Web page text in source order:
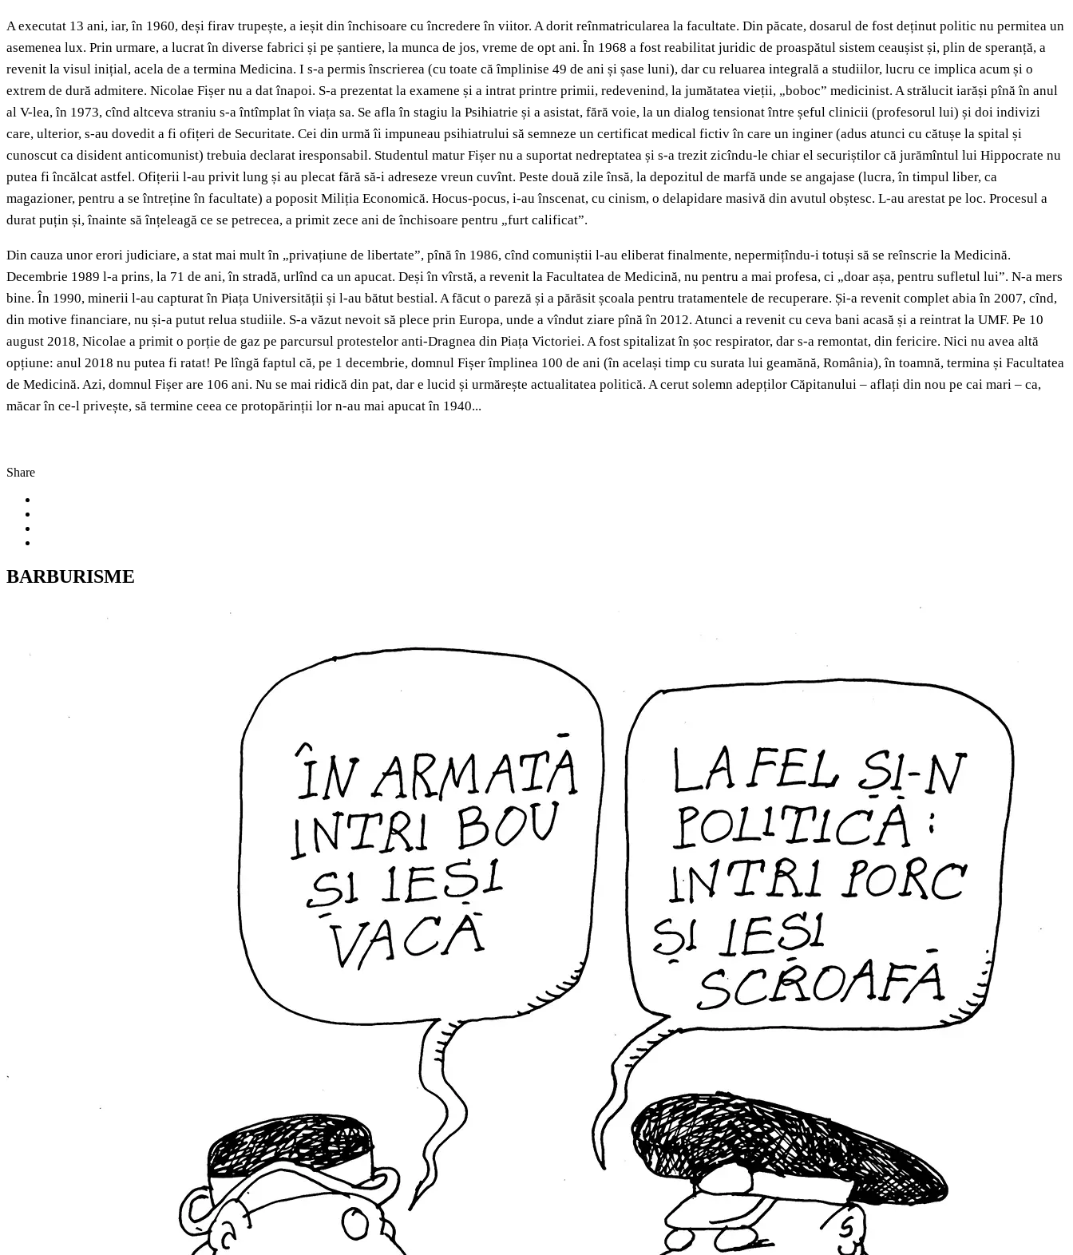
A executat 13 ani, iar, în 1960, deși firav trupește, a ieșit din închisoare cu încredere în viitor. A dorit reînmatricularea la facultate. Din păcate, dosarul de fost deținut politic nu permitea un
asemenea lux. Prin urmare, a lucrat în diverse fabrici și pe șantiere, la munca de jos, vreme de opt ani. În 1968 a fost reabilitat juridic de proaspătul sistem ceaușist și, plin de speranță, a
revenit la visul inițial, acela de a termina Medicina. I s-a permis înscrierea (cu toate că împlinise 49 de ani și șase luni), dar cu reluarea integrală a studiilor, lucru ce implica acum și o
extrem de dură admitere. Nicolae Fișer nu a dat înapoi. S-a prezentat la examene și a intrat printre primii, redevenind, la jumătatea vieții, „boboc” medicinist. A strălucit iarăși pînă în anul
al V-lea, în 1973, cînd altceva straniu s-a întîmplat în viața sa. Se afla în stagiu la Psihiatrie și a asistat, fără voie, la un dialog tensionat între șeful clinicii (profesorul lui) și doi indivizi
care, ulterior, s-au dovedit a fi ofițeri de Securitate. Cei din urmă îi impuneau psihiatrului să semneze un certificat medical fictiv în care un inginer (adus atunci cu cătușe la spital și
cunoscut ca disident anticomunist) trebuia declarat iresponsabil. Studentul matur Fișer nu a suportat nedreptatea și s-a trezit zicîndu-le chiar el securiștilor că jurămîntul lui Hippocrate nu
putea fi încălcat astfel. Ofițerii l-au privit lung și au plecat fără să-i adreseze vreun cuvînt. Peste două zile însă, la depozitul de marfă unde se angajase (lucra, în timpul liber, ca
magazioner, pentru a se întreține în facultate) a poposit Miliția Economică. Hocus-pocus, i-au înscenat, cu cinism, o delapidare masivă din avutul obștesc. L-au arestat pe loc. Procesul a
durat puțin și, înainte să înțeleagă ce se petrecea, a primit zece ani de închisoare pentru „furt calificat”.
Din cauza unor erori judiciare, a stat mai mult în „privațiune de libertate”, pînă în 1986, cînd comuniștii l-au eliberat finalmente, nepermițîndu-i totuși să se reînscrie la Medicină.
Decembrie 1989 l-a prins, la 71 de ani, în stradă, urlînd ca un apucat. Deși în vîrstă, a revenit la Facultatea de Medicină, nu pentru a mai profesa, ci „doar așa, pentru sufletul lui”. N-a mers
bine. În 1990, minerii l-au capturat în Piața Universității și l-au bătut bestial. A făcut o pareză și a părăsit școala pentru tratamentele de recuperare. Și-a revenit complet abia în 2007, cînd,
din motive financiare, nu și-a putut relua studiile. S-a văzut nevoit să plece prin Europa, unde a vîndut ziare pînă în 2012. Atunci a revenit cu ceva bani acasă și a reintrat la UMF. Pe 10
august 2018, Nicolae a primit o porție de gaz pe parcursul protestelor anti-Dragnea din Piața Victoriei. A fost spitalizat în șoc respirator, dar s-a remontat, din fericire. Nici nu avea altă
opțiune: anul 2018 nu putea fi ratat! Pe lîngă faptul că, pe 1 decembrie, domnul Fișer împlinea 100 de ani (în același timp cu surata lui geamănă, România), în toamnă, termina și Facultatea
de Medicină. Azi, domnul Fișer are 106 ani. Nu se mai ridică din pat, dar e lucid și urmărește actualitatea politică. A cerut solemn adepților Căpitanului – aflați din nou pe cai mari – ca,
măcar în ce-l privește, să termine ceea ce protopărinții lor n-au mai apucat în 1940...
Share
BARBURISME